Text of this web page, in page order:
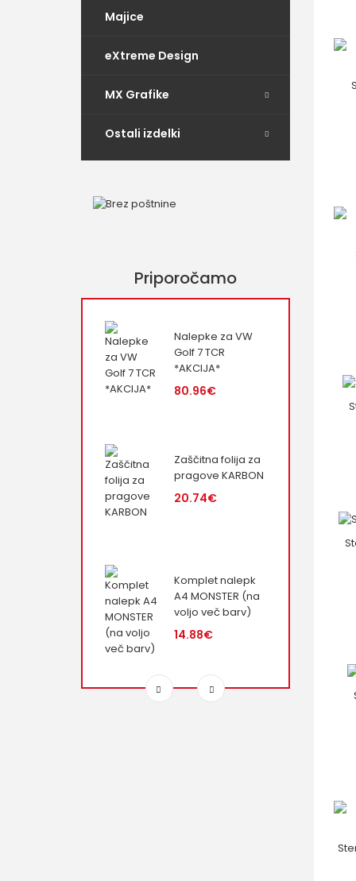
Majice
eXtreme Design
MX Grafike
Ostali izdelki
Priporočamo
Nalepke za VW
Golf 7 TCR
*AKCIJA*
80.96€
Zaščitna folija za
pragove KARBON
20.74€
Komplet nalepk
A4 MONSTER (na
voljo več barv)
14.88€